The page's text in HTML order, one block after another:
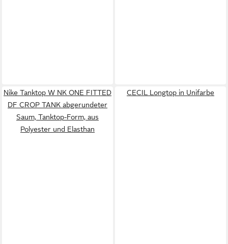
Nike Tanktop W NK ONE FITTED
DF CROP TANK abgerundeter
Saum, Tanktop-Form, aus
Polyester und Elasthan
CECIL Longtop in Unifarbe